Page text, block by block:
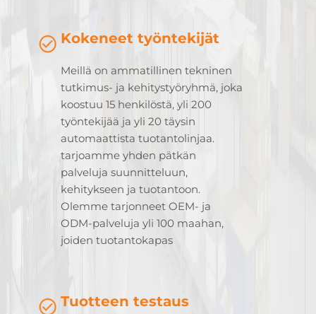
Kokeneet työntekijät
Meillä on ammatillinen tekninen
tutkimus- ja kehitystyöryhmä, joka
koostuu 15 henkilöstä, yli 200
työntekijää ja yli 20 täysin
automaattista tuotantolinjaa.
tarjoamme yhden pätkän
palveluja suunnitteluun,
kehitykseen ja tuotantoon.
Olemme tarjonneet OEM- ja
ODM-palveluja yli 100 maahan,
joiden tuotantokapas
Tuotteen testaus